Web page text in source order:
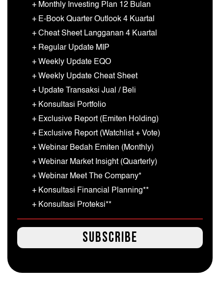
+ Monthly Investing Plan 12 Bulan
+ E-Book Quarter Outlook 4 Kuartal
+ Cheat Sheet Langganan 4 Kuartal
+ Regular Update MIP
+ Weekly Update EQO
+ Weekly Update Cheat Sheet
+ Update Transaksi Jual / Beli
+ Konsultasi Portfolio
+ Exclusive Report (Emiten Holding)
+ Exclusive Report (Watchlist + Vote)
+ Webinar Bedah Emiten (Monthly)
+ Webinar Market Insight (Quarterly)
+ Webinar Meet The Company*
+ Konsultasi Financial Planning**
+ Konsultasi Proteksi**
Subscribe